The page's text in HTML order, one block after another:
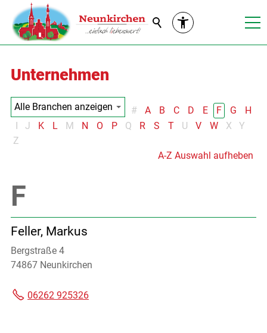
Suche
Unternehmen
# A B C D E F G
H
J K L M N O P Q R S T U V W X
Y
Z
A-Z Auswahl aufheben
Feller, Markus
Bergstraße 4
74867 Neunkirchen
06262 925326